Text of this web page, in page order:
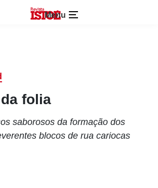
Menu
folia
saborosos da formação dos
blocos de rua cariocas